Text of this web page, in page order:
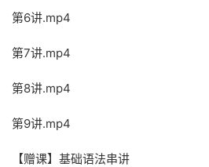
第6讲.mp4
第7讲.mp4
第8讲.mp4
第9讲.mp4
【赠课】基础语法串讲